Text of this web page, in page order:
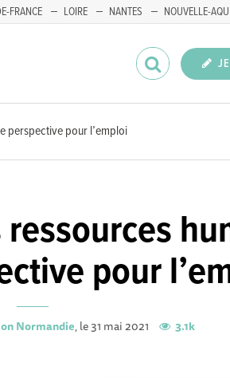
FRANCE LOIRE NANTES NOUVELLE-
perspective pour l’emploi
pour
Normandie, le 31 mai 2021 3.1k